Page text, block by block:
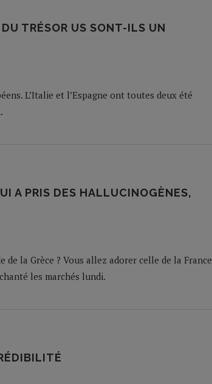
TRÉSOR US SONT-ILS UN
L’Italie et l’Espagne ont toutes deux été
A PRIS DES HALLUCINOGÈNES,
la Grèce ? Vous allez adorer celle de la France
les marchés lundi.